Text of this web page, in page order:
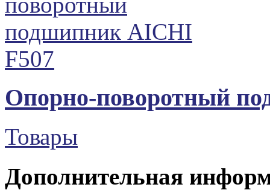
Опорно-поворотный
Товары
Дополнительная